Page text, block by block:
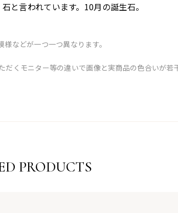
と言われています。10月の誕生石。
などが一つ一つ異なります。
くモニター等の違いで画像と実商品の色合いが若
PRODUCTS